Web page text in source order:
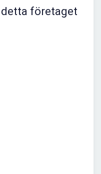
företaget